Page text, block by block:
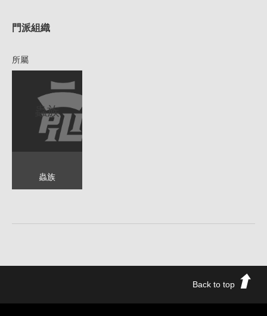
門派組織
所屬
蟲族
蟲族
Back to top